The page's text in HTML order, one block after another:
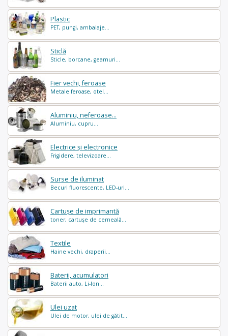
Plastic
PET, pungi, ambalaje...
Sticlă
Sticle, borcane, geamuri...
Fier vechi, feroase
Metale feroase, otel...
Aluminiu, neferoase...
Aluminiu, cupru...
Electrice și electronice
Frigidere, televizoare...
Surse de iluminat
Becuri fluorescente, LED-uri...
Cartușe de imprimantă
toner, cartușe de cerneală...
Textile
Haine vechi, draperii...
Baterii, acumulatori
Baterii auto, Li-Ion...
Ulei uzat
Ulei de motor, ulei de gătit...